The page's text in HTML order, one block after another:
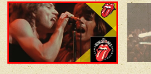
Прикрепить